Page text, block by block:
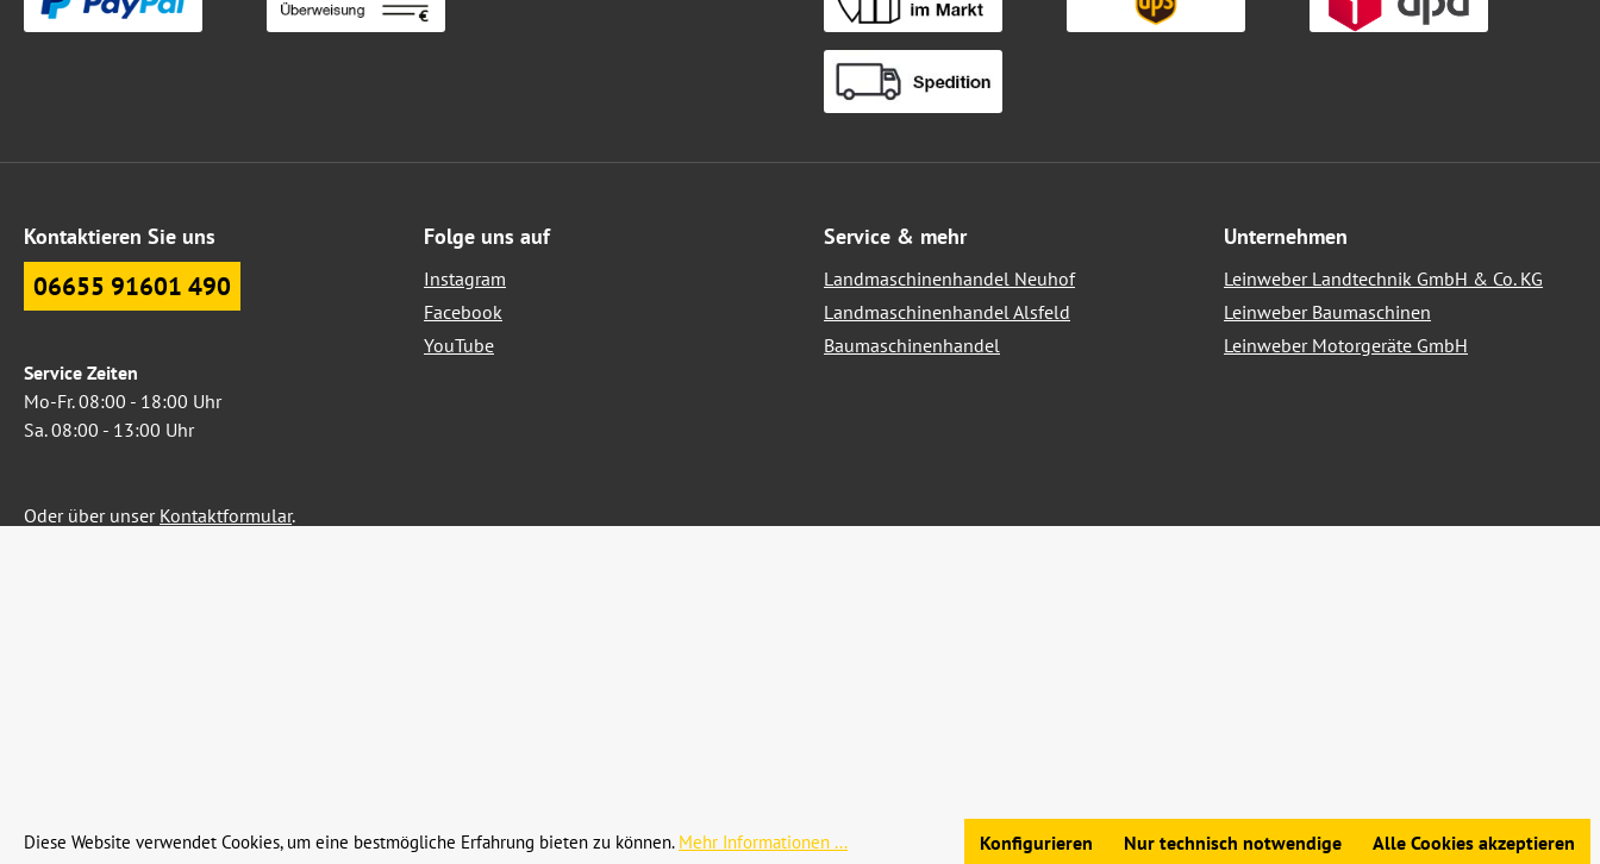
Kontaktieren Sie uns
06655 91601 490
Service Zeiten
Mo-Fr. 08:00 - 18:00 Uhr
Sa. 08:00 - 13:00 Uhr
Oder über unser Kontaktformular.
Folge uns auf
Instagram
Facebook
YouTube
Service & mehr
Landmaschinenhandel Neuhof
Landmaschinenhandel Alsfeld
Baumaschinenhandel
Unternehmen
Leinweber Landtechnik GmbH & Co. KG
Leinweber Baumaschinen
Leinweber Motorgeräte GmbH
Allgemeine Geschäftsbedingungen|Widerrufsbelehrung|Datenschutz|Impressum
Diese Website verwendet Cookies, um eine bestmögliche Erfahrung bieten zu können. Mehr Informationen ... Nur technisch notwendige
Konfigurieren Alle Cookies akzeptieren